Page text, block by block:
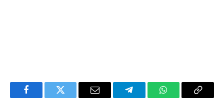
FacebookTwitter Email TelegramWhatsAppCopy